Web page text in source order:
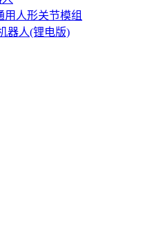
用人形关节模组
器人(锂电版)